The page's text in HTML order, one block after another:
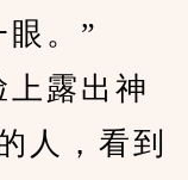
。”
露出神
人，看到